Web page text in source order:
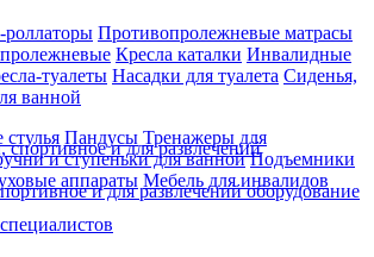
Противопролежневые матрасы
Кресла каталки Инвалидные
туалеты Насадки для туалета Сиденья,
ванной
Пандусы Тренажеры для
и ступеньки для ванной Подъемники
аппараты Мебель для инвалидов
и для развлечений оборудование